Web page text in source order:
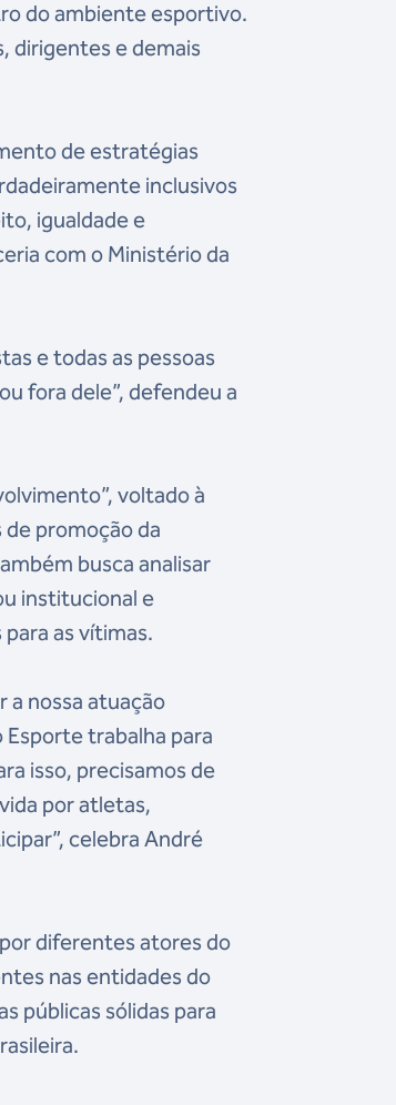
do ambiente esportivo.
dirigentes e demais
de estratégias
inclusivos
igualdade e
com o Ministério da
e todas as pessoas
fora dele”, defendeu a
voltado à
promoção da
busca analisar
institucional e
as vítimas.
a nossa atuação
trabalha para
isso, precisamos de
por atletas,
celebra André
diferentes atores do
nas entidades do
públicas sólidas para